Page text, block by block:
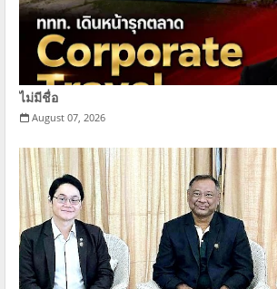
ไม่มีชื่อ
August 07, 2026